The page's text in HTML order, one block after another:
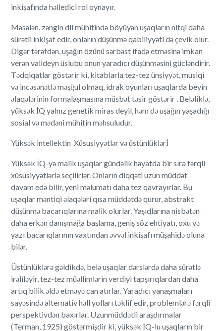
inkişafında həlledici rol oynayır.
Məsələn, zəngin dil mühitində böyüyən uşaqların nitqi daha
sürətli inkişaf edir, onların düşünmə qabiliyyəti də çevik olur.
Digər tərəfdən, uşağın özünü sərbəst ifadə etməsinə imkan
verən valideyn üslubu onun yaradıcı düşünməsini gücləndirir.
Tədqiqatlar göstərir ki, kitablarla tez-tez ünsiyyət, musiqi
və incəsənətlə məşğul olmaq, idrak oyunları uşaqlarda beyin
əlaqələrinin formalaşmasına müsbət təsir göstərir . Beləliklə,
yüksək İQ yalnız genetik miras deyil, həm də uşağın yaşadığı
sosial və mədəni mühitin məhsuludur.
Yüksək intellektin Xüsusiyyətlər və üstünlüklərİ
Yüksək İQ-yə malik uşaqlar gündəlik həyatda bir sıra fərqli
xüsusiyyətlərlə seçilirlər. Onların diqqəti uzun müddət
davam edə bilir, yeni məlumatı daha tez qavrayırlar. Bu
uşaqlar məntiqi əlaqələri qısa müddətdə qurur, abstrakt
düşünmə bacarıqlarına malik olurlar. Yaşıdlarına nisbətən
daha erkən danışmağa başlama, geniş söz ehtiyatı, oxu və
yazı bacarıqlarının vaxtından əvvəl inkişafı müşahidə oluna
bilər.
Üstünlüklərə gəldikdə, belə uşaqlar dərslərdə daha sürətlə
irəliləyir, tez-tez müəllimlərin verdiyi tapşırıqlardan daha
artıq bilik əldə etməyə can atırlar. Yaradıcı yanaşmaları
sayəsində alternativ həll yolları təklif edir, problemlərə fərqli
perspektivdən baxırlar. Uzunmüddətli araşdırmalar
(Terman, 1925) göstərmişdir ki, yüksək İQ-lu uşaqların bir